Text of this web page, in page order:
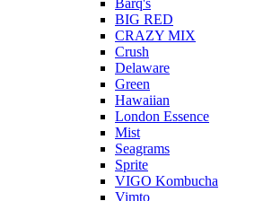
Barq's
BIG RED
CRAZY MIX
Crush
Delaware
Green
Hawaiian
London Essence
Mist
Seagrams
Sprite
VIGO Kombucha
Vimto